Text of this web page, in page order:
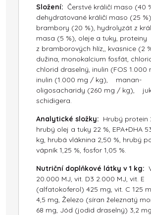
Složení: Čerstvé králičí maso (40
dehydratované králičí maso (25
brambory (20 %), hydrolyzát z
masa (5 %), oleje a tuky, proteiny
z bramborových hlíz,, kvasnice (2
dužina, monokalcium fosfát,
chlorid draselný, inulin (FOS 1.000
inulin (1.000 mg / kg), manan-
oligosacharidy (260 mg / kg),
schidigera.
Analytické složky: Hrubý protein
hrubý olej a tuky 22 %, EPA+DHA
kg, hrubá vláknina 2,50 %, hrubý
vápník 1,25 %, fosfor 1,05 %.
Nutriční doplňkové látky v 1 kg:
20.000 MJ, vit. D3 2.000 MJ, vit. E
(alfatokoferol) 425 mg, vit. C 125
4,5 mg, Železo (síran železnatý
68 mg, Jód (jodid draselný) 3,2